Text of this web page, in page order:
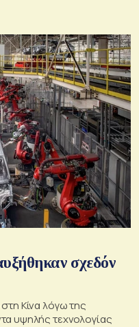
σχεδόν
Κίνα λόγω της
υψηλής τεχνολογίας